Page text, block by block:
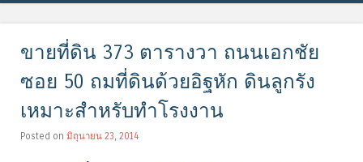
ขายที่ดิน 373 ตารางวา ถนนเอกชัย
ซอย 50 ถมที่ดินด้วยอิฐหัก ดินลูกรัง
เหมาะสำหรับทำโรงงาน
Posted on มิถุนายน 23, 2014